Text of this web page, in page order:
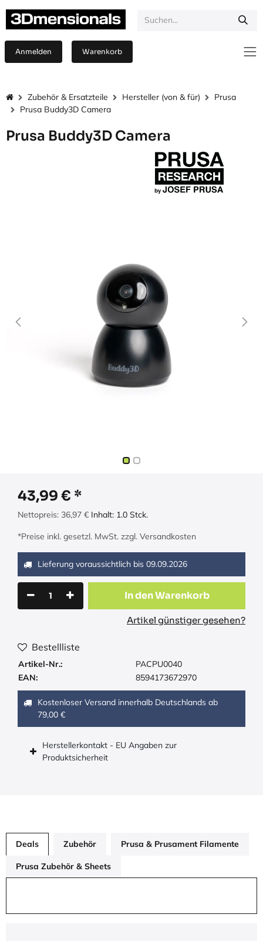
Anmelden Warenkorb
Zubehör & Ersatzteile Hersteller (von & für)
Prusa
Prusa Buddy3D Camera
Prusa Buddy3D Camera
43,99 €
Nettopreis: 36,97 € Inhalt: 1.0 Stck.
*Preise inkl. gesetzl. MwSt. zzgl. Versandkosten
Lieferung voraussichtlich bis 09.09.2026
In den Warenkorb
Artikel günstiger gesehen?
Bestellliste
Artikel-Nr.:
PACPU0040
EAN:
8594173672970
Kostenloser Versand innerhalb Deutschlands ab
79,00 €
Herstellerkontakt - EU Angaben zur
Produktsicherheit
Deals Zubehör Prusa & Prusament Filamente
Prusa Zubehör & Sheets